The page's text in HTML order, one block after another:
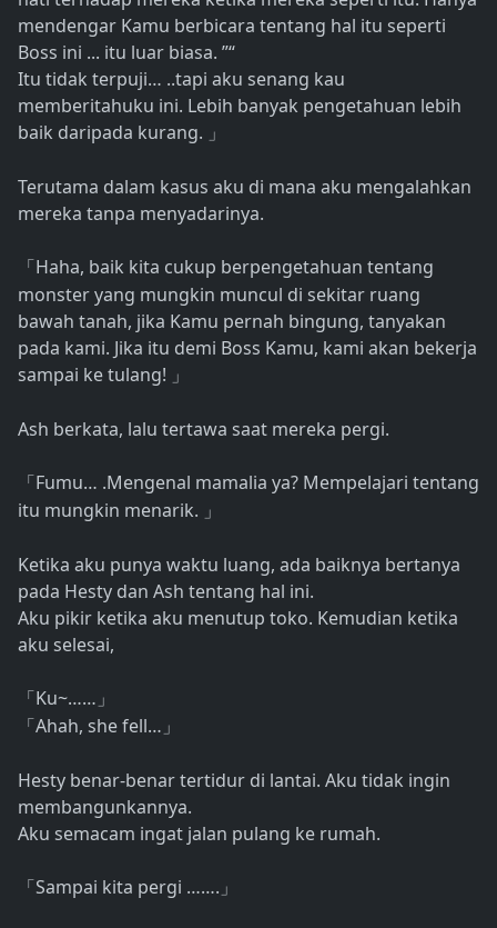
mendengar Kamu berbicara tentang hal itu seperti
Boss ini ... itu luar biasa. ”“
Itu tidak terpuji… ..tapi aku senang kau
memberitahuku ini. Lebih banyak pengetahuan lebih
baik daripada kurang.
」
Terutama dalam kasus aku di mana aku mengalahkan
mereka tanpa menyadarinya.
「 Haha, baik kita cukup berpengetahuan tentang
monster yang mungkin muncul di sekitar ruang
bawah tanah, jika Kamu pernah bingung, tanyakan
pada kami. Jika itu demi Boss Kamu, kami akan bekerja
sampai ke tulang!
」
Ash berkata, lalu tertawa saat mereka pergi.
「 Fumu… .Mengenal mamalia ya? Mempelajari tentang
itu mungkin menarik.
」
Ketika aku punya waktu luang, ada baiknya bertanya
pada Hesty dan Ash tentang hal ini.
Aku pikir ketika aku menutup toko. Kemudian ketika
aku selesai,
「 Ku~…… 」
「 Ahah, she fell… 」
Hesty benar-benar tertidur di lantai. Aku tidak ingin
membangunkannya.
Aku semacam ingat jalan pulang ke rumah.
「 Sampai kita pergi ……. 」